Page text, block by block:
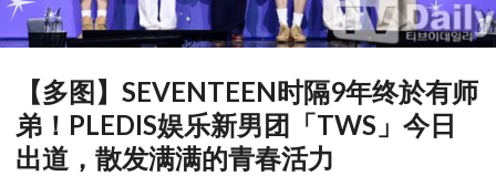
【多图】SEVENTEEN时隔9年终於有师
弟！PLEDIS娱乐新男团「TWS」今日
出道，散发满满的青春活力